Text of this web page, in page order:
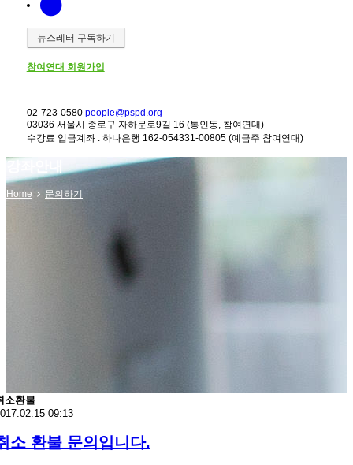
뉴스레터 구독하기
참여연대 회원가입
02-723-0580 people@pspd.org
03036 서울시 종로구 자하문로9길 16 (통인동, 참여연대)
수강료 입금계좌 : 하나은행 162-054331-00805 (예금주 참여연대)
강좌안내
Home 문의하기
소환불
09:13
소 환불 문의입니다.